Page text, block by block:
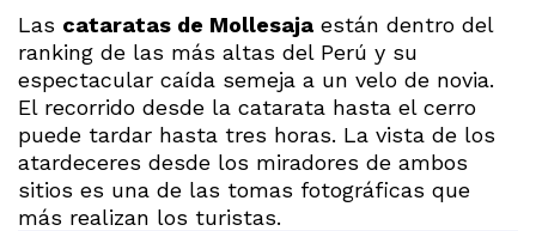
Las cataratas de Mollesaja están dentro del
ranking de las más altas del Perú y su
espectacular caída semeja a un velo de novia.
El recorrido desde la catarata hasta el cerro
puede tardar hasta tres horas. La vista de los
atardeceres desde los miradores de ambos
sitios es una de las tomas fotográficas que
más realizan los turistas.